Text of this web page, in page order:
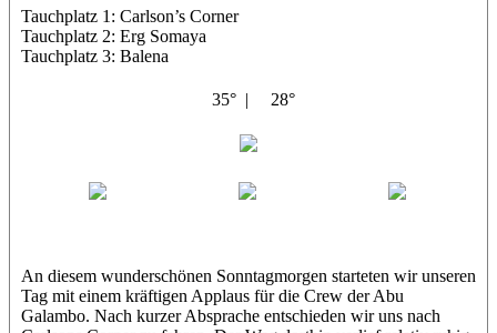
Tauchplatz 1: Carlson’s Corner
Tauchplatz 2: Erg Somaya
Tauchplatz 3: Balena
35° | 28°
An diesem wunderschönen Sonntagmorgen starteten wir unseren
Tag mit einem kräftigen Applaus für die Crew der Abu
Galambo. Nach kurzer Absprache entschieden wir uns nach